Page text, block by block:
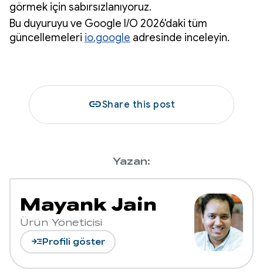
görmek için sabırsızlanıyoruz.
Bu duyuruyu ve Google I/O 2026'daki tüm
güncellemeleri io.google adresinde inceleyin.
linkShare this post
Yazan:
Mayank Jain
Ürün Yöneticisi
read_moreProfili göster